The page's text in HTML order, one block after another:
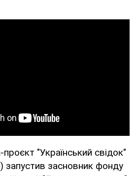
"Український свідок"
запустив засновник фонду